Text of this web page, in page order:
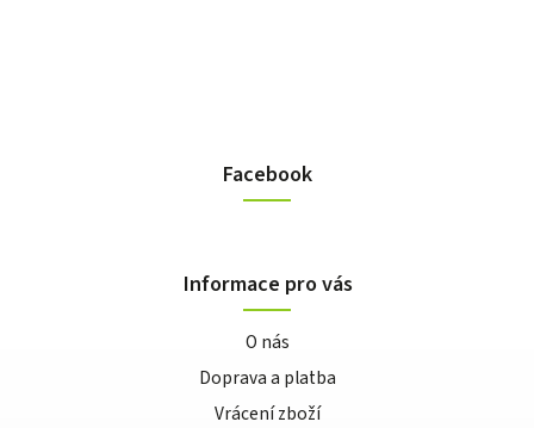
Facebook
Informace pro vás
O nás
Doprava a platba
Vrácení zboží